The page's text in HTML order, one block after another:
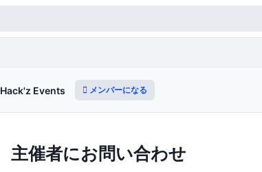
Hack'z Events メンバーになる
主催者にお問い合わせ